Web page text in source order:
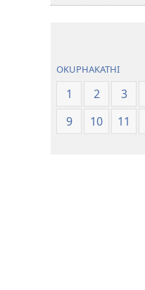
OKUPHAKATHI
1 2 3
9
10 11